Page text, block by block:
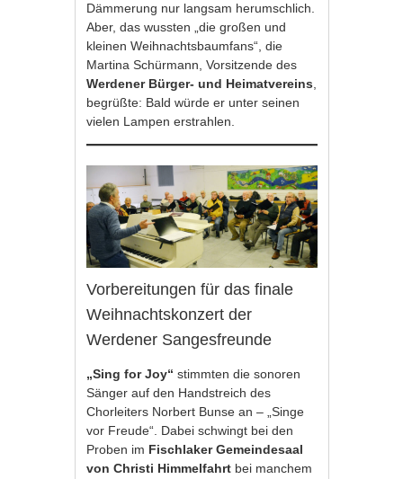
Dämmerung nur langsam herumschlich.
Aber, das wussten „die großen und
kleinen Weihnachtsbaumfans“, die
Martina Schürmann, Vorsitzende des
Werdener Bürger- und Heimatvereins,
begrüßte: Bald würde er unter seinen
vielen Lampen erstrahlen.
Vorbereitungen für das finale
Weihnachtskonzert der
Werdener Sangesfreunde
„Sing for Joy“stimmten die sonoren
Sänger auf den Handstreich des
Chorleiters Norbert Bunse an – „Singe
vor Freude“. Dabei schwingt bei den
Proben im Fischlaker Gemeindesaal
von Christi Himmelfahrt bei manchem